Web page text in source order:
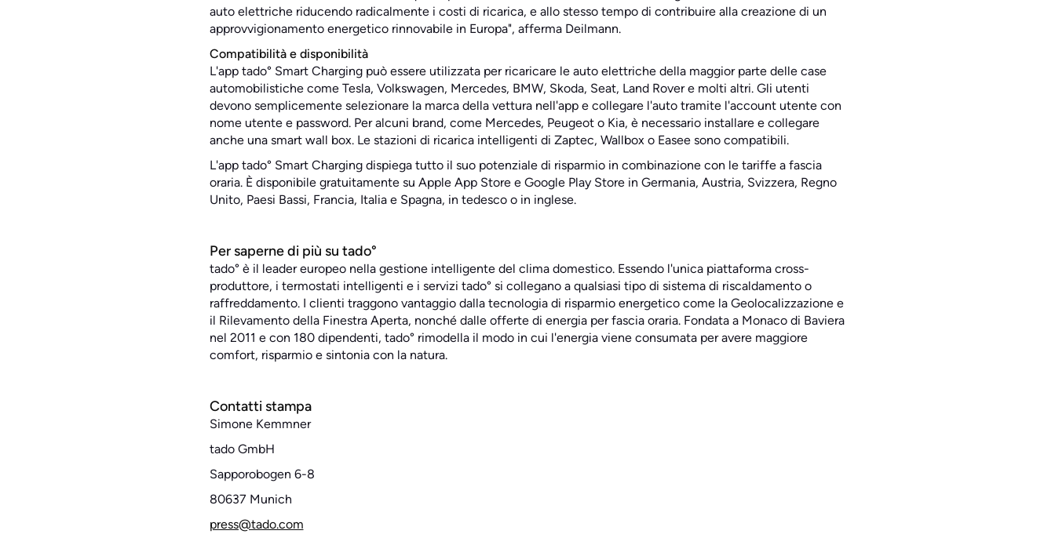
auto elettriche riducendo radicalmente i costi di ricarica, e allo stesso tempo di contribuire alla creazione di un
approvvigionamento energetico rinnovabile in Europa", afferma Deilmann.
Compatibilità e disponibilità
L'app tado° Smart Charging può essere utilizzata per ricaricare le auto elettriche della maggior parte delle case
automobilistiche come Tesla, Volkswagen, Mercedes, BMW, Skoda, Seat, Land Rover e molti altri. Gli utenti
devono semplicemente selezionare la marca della vettura nell'app e collegare l'auto tramite l'account utente con
nome utente e password. Per alcuni brand, come Mercedes, Peugeot o Kia, è necessario installare e collegare
anche una smart wall box. Le stazioni di ricarica intelligenti di Zaptec, Wallbox o Easee sono compatibili.
L'app tado° Smart Charging dispiega tutto il suo potenziale di risparmio in combinazione con le tariffe a fascia
oraria. È disponibile gratuitamente su Apple App Store e Google Play Store in Germania, Austria, Svizzera, Regno
Unito, Paesi Bassi, Francia, Italia e Spagna, in tedesco o in inglese.
Per saperne di più su tado°
tado° è il leader europeo nella gestione intelligente del clima domestico. Essendo l'unica piattaforma cross-
produttore, i termostati intelligenti e i servizi tado° si collegano a qualsiasi tipo di sistema di riscaldamento o
raffreddamento. I clienti traggono vantaggio dalla tecnologia di risparmio energetico come la Geolocalizzazione e
il Rilevamento della Finestra Aperta, nonché dalle offerte di energia per fascia oraria. Fondata a Monaco di Baviera
nel 2011 e con 180 dipendenti, tado° rimodella il modo in cui l'energia viene consumata per avere maggiore
comfort, risparmio e sintonia con la natura.
Contatti stampa
Simone Kemmner
tado GmbH
Sapporobogen 6-8
80637 Munich
press@tado.com